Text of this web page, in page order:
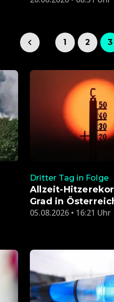
1 2 3
Dritter Tag in Folge
Allzeit-
Grad in
05.08.2026 • 16:21 Uhr